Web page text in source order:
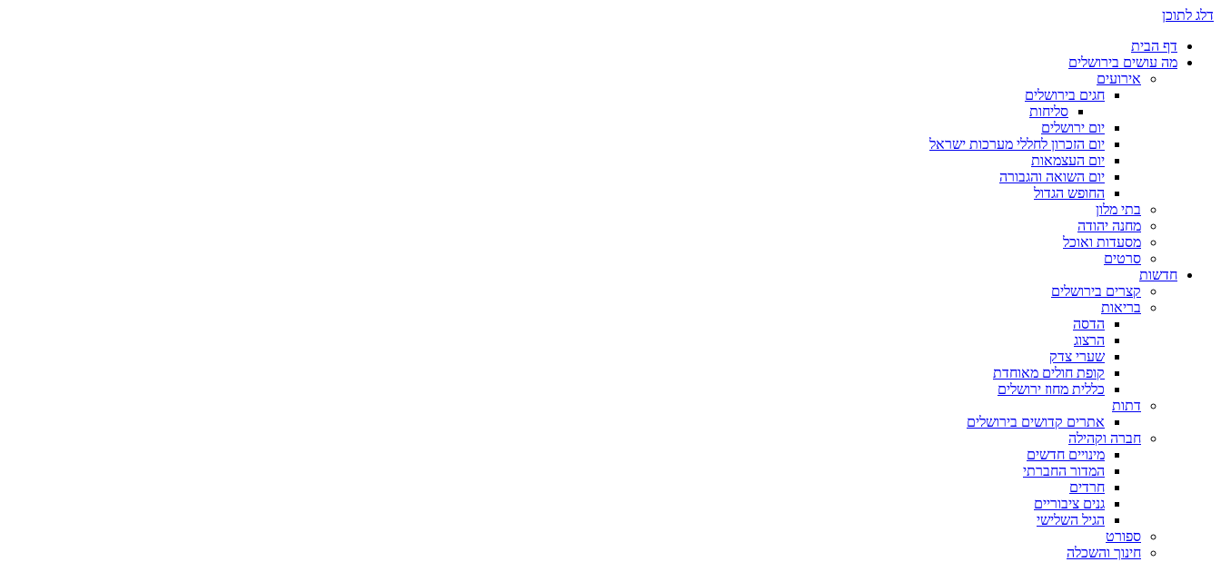
דלג לתוכן
דף הבית
מה עושים בירושלים
אירועים
חגים בירושלים
סליחות
יום ירושלים
יום הזכרון לחללי מערכות ישראל
יום העצמאות
יום השואה והגבורה
החופש הגדול
בתי מלון
מחנה יהודה
מסעדות ואוכל
סרטים
חדשות
קצרים בירושלים
בריאות
הדסה
הרצוג
שערי צדק
קופת חולים מאוחדת
כללית מחוז ירושלים
דתות
אתרים קדושים בירושלים
חברה וקהילה
מינויים חדשים
המדור החברתי
חרדים
גנים ציבוריים
הגיל השלישי
ספורט
חינוך והשכלה